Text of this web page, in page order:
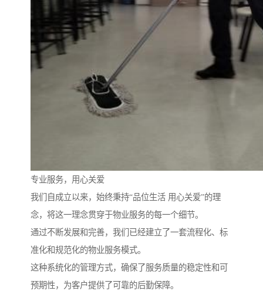
专业服务，用心关爱
我们自成立以来，始终秉持“品位生活 用心关爱”的理
念，将这一理念贯穿于物业服务的每一个细节。
通过不断发展和完善，我们已经建立了一套流程化、标
准化和规范化的物业服务模式。
这种系统化的管理方式，确保了服务质量的稳定性和可
预期性，为客户提供了可靠的后勤保障。